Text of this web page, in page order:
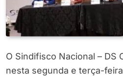
O Sindifisco Nacional – DS
nesta segunda e terça-